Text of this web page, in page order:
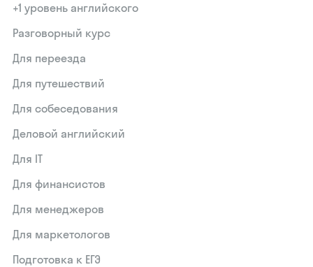
+1 уровень английского
Разговорный курс
Для переезда
Для путешествий
Для собеседования
Деловой английский
Для IT
Для финансистов
Для менеджеров
Для маркетологов
Подготовка к ЕГЭ